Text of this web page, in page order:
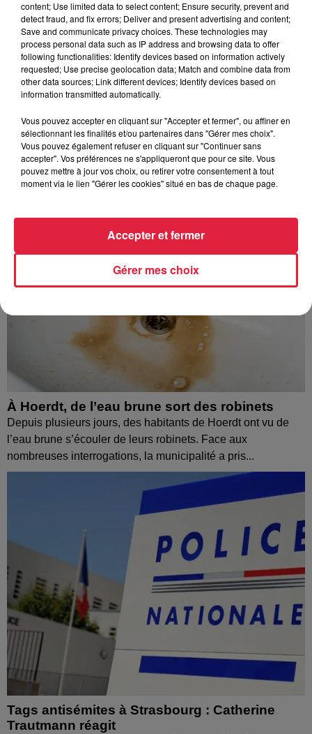
6 août 2026
Au zoo de Mulhouse : rencontre
avec les flamants rouges
À découvrir également
À Hoerdt, de l’eau brune sort des robinets
Depuis plusieurs jours, des habitants de Hoerdt ont vu de
l’eau brune s’écouler de leurs robinets. Face aux
nombreuses interrogations, la municipalité a pris...
Tags antisémites à Strasbourg : Catherine
Trautmann réagit
content; Use limited data to select content; Ensure security, prevent and
detect fraud, and fix errors; Deliver and present advertising and content;
Save and communicate privacy choices. These technologies may
process personal data such as IP address and browsing data to offer
following functionalities: Identify devices based on information actively
requested; Use precise geolocation data; Match and combine data from
other data sources; Link different devices; Identify devices based on
information transmitted automatically.
Vous pouvez accepter en cliquant sur "Accepter et fermer", ou affiner en
sélectionnant les finalités et/ou partenaires dans "Gérer mes choix".
Vous pouvez également refuser en cliquant sur "Continuer sans
accepter". Vos préférences ne s'appliqueront que pour ce site. Vous
pouvez mettre à jour vos choix, ou retirer votre consentement à tout
moment via le lien "Gérer les cookies" situé en bas de chaque page.
Gérer mes choix
Accepter et fermer